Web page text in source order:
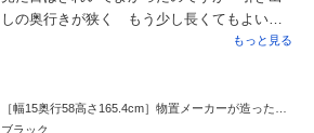
しの奥行きが狭く もう少し長くてもよいと
思いました。一番上の 置台をやめて 引き
もっと見る
ブラック